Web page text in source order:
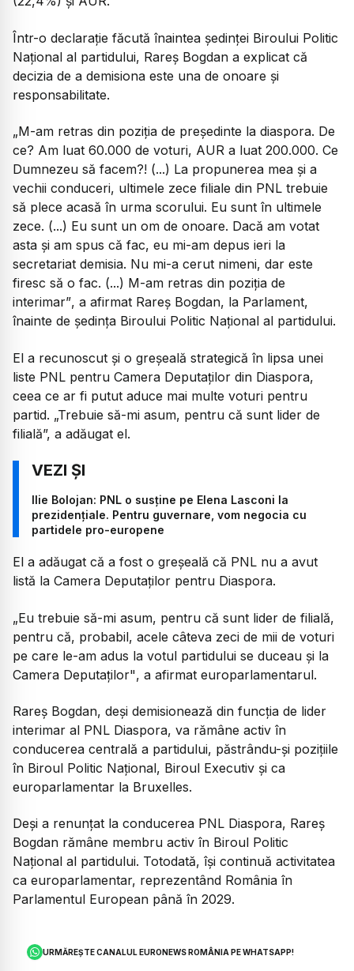
Într-o declarație făcută înaintea ședinței Biroului Politic
Național al partidului, Rareș Bogdan a explicat că
decizia de a demisiona este una de onoare și
responsabilitate.
„M-am retras din poziţia de preşedinte la diaspora. De
ce? Am luat 60.000 de voturi, AUR a luat 200.000. Ce
Dumnezeu să facem?! (...) La propunerea mea şi a
vechii conduceri, ultimele zece filiale din PNL trebuie
să plece acasă în urma scorului. Eu sunt în ultimele
zece. (...) Eu sunt un om de onoare. Dacă am votat
asta şi am spus că fac, eu mi-am depus ieri la
secretariat demisia. Nu mi-a cerut nimeni, dar este
firesc să o fac. (...) M-am retras din poziţia de
interimar”, a afirmat Rareş Bogdan, la Parlament,
înainte de şedinţa Biroului Politic Naţional al partidului.
El a recunoscut și o greșeală strategică în lipsa unei
liste PNL pentru Camera Deputaților din Diaspora,
ceea ce ar fi putut aduce mai multe voturi pentru
partid. „Trebuie să-mi asum, pentru că sunt lider de
filială”, a adăugat el.
Ilie Bolojan: PNL o susține pe Elena Lasconi la
prezidențiale. Pentru guvernare, vom negocia cu
partidele pro-europene
El a adăugat că a fost o greşeală că PNL nu a avut
listă la Camera Deputaţilor pentru Diaspora.
„Eu trebuie să-mi asum, pentru că sunt lider de filială,
pentru că, probabil, acele câteva zeci de mii de voturi
pe care le-am adus la votul partidului se duceau şi la
Camera Deputaţilor", a afirmat europarlamentarul.
Rareș Bogdan, deși demisionează din funcția de lider
interimar al PNL Diaspora, va rămâne activ în
conducerea centrală a partidului, păstrându-și pozițiile
în Biroul Politic Național, Biroul Executiv și ca
europarlamentar la Bruxelles.
Deși a renunțat la conducerea PNL Diaspora, Rareș
Bogdan rămâne membru activ în Biroul Politic
Național al partidului. Totodată, își continuă activitatea
ca europarlamentar, reprezentând România în
Parlamentul European până în 2029.
URMĂREȘTE CANALUL EURONEWS ROMÂNIA PE WHATSAPP!